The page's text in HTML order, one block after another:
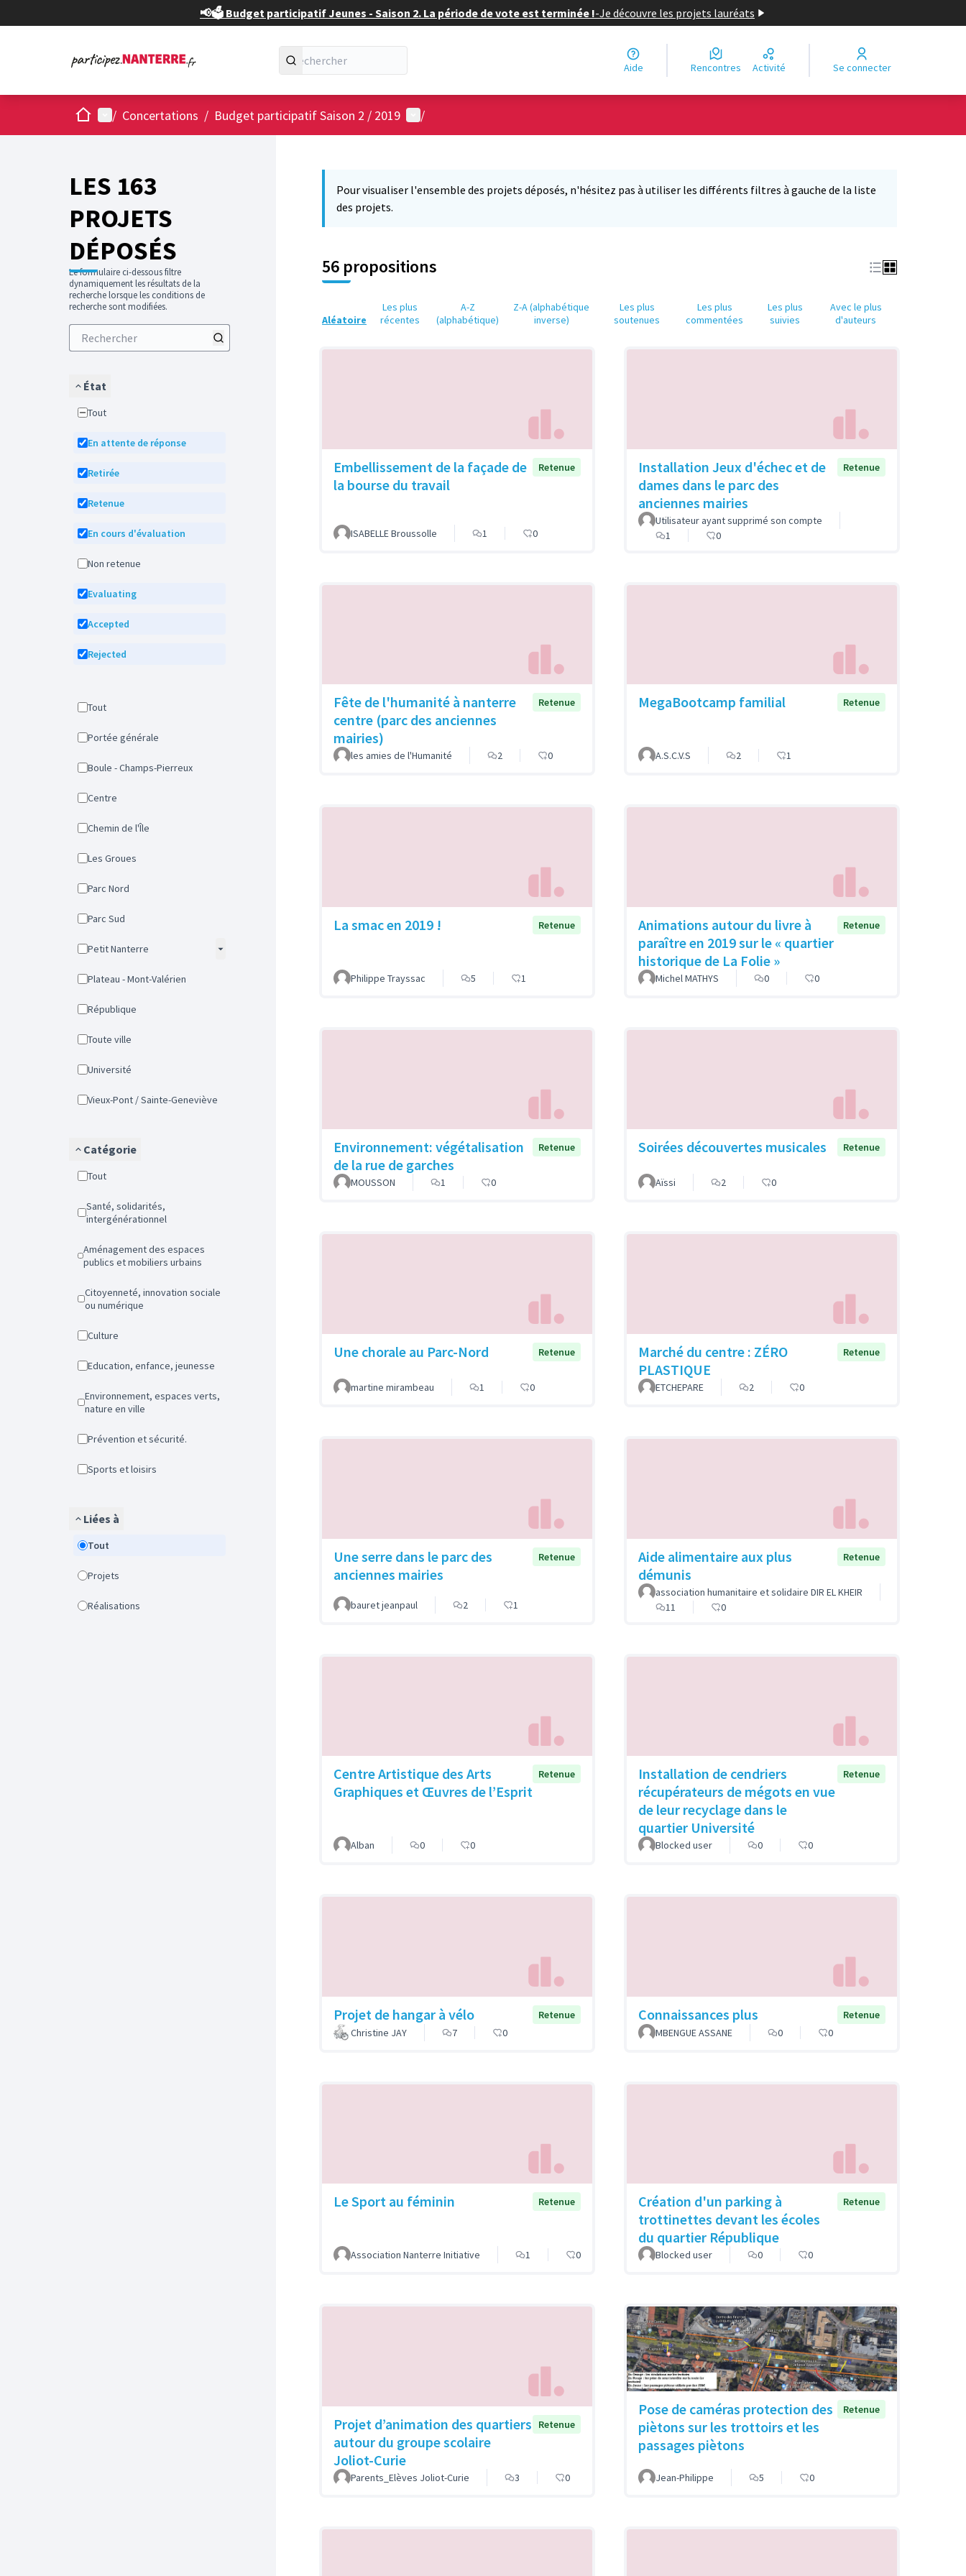
📢🗳️ Budget participatif Jeunes - Saison 2. La période de vote est terminée !-Je découvre les projets lauréats
Aide Rencontres Activité Se connecter
AccueilMenu principal
/ Concertations / Budget participatif Saison 2 / 2019 Menu utilisateur
/
LES 163
PROJETS
DÉPOSÉS
Le formulaire ci-dessous filtre
dynamiquement les résultats de la
recherche lorsque les conditions de
recherche sont modifiées.
État
Tout
En attente de réponse
Retirée
Retenue
En cours d'évaluation
Non retenue
Evaluating
Accepted
Rejected
Tout
Portée générale
Boule - Champs-Pierreux
Centre
Chemin de l'Île
Les Groues
Parc Nord
Parc Sud
Petit Nanterre
Plateau - Mont-Valérien
République
Toute ville
Université
Vieux-Pont / Sainte-Geneviève
Catégorie
Tout
Santé, solidarités,
intergénérationnel
Aménagement des espaces
publics et mobiliers urbains
Citoyenneté, innovation sociale
ou numérique
Culture
Education, enfance, jeunesse
Environnement, espaces verts,
nature en ville
Prévention et sécurité.
Sports et loisirs
Liées à
Tout
Projets
Réalisations
12
Pour visualiser l'ensemble des projets déposés, n'hésitez pas à utiliser les différents filtres à gauche de la liste
des projets.
56 propositions
Aléatoire
Les plus
récentes
A-Z
(alphabétique)
Z-A (alphabétique
inverse)
Les plus
soutenues
Les plus
commentées
Les plus
suivies
Avec le plus
d'auteurs
Embellissement de la façade de
la bourse du travail
Retenue
ISABELLE Broussolle 1 0
Installation Jeux d'échec et de
dames dans le parc des
anciennes mairies
Retenue
Utilisateur ayant supprimé son compte
1
0
Fête de l'humanité à nanterre
centre (parc des anciennes
mairies)
Retenue
les amies de l'Humanité 2 0
MegaBootcamp familial Retenue
A.S.C.V.S 2 1
La smac en 2019 ! Retenue
Philippe Trayssac 5 1
Animations autour du livre à
paraître en 2019 sur le « quartier
historique de La Folie »
Retenue
Michel MATHYS 0 0
Environnement: végétalisation
de la rue de garches
Retenue
MOUSSON 1 0
Soirées découvertes musicales Retenue
Aïssi 2 0
Une chorale au Parc-Nord Retenue
martine mirambeau 1 0
Marché du centre : ZÉRO
PLASTIQUE
Retenue
ETCHEPARE 2 0
Une serre dans le parc des
anciennes mairies
Retenue
bauret jeanpaul 2 1
Aide alimentaire aux plus
démunis
Retenue
association humanitaire et solidaire DIR EL KHEIR
11
0
Centre Artistique des Arts
Graphiques et Œuvres de l’Esprit
Retenue
Alban 0 0
Installation de cendriers
récupérateurs de mégots en vue
de leur recyclage dans le
quartier Université
Retenue
Blocked user 0 0
Projet de hangar à vélo
Retenue
Christine JAY
7 0
Connaissances plus
Retenue
MBENGUE ASSANE
0 0
Le Sport au féminin Retenue
Association Nanterre Initiative 1 0
Création d'un parking à
trottinettes devant les écoles
du quartier République
Retenue
Blocked user 0 0
Projet d’animation des quartiers
autour du groupe scolaire
Joliot-Curie
Retenue
Parents_Elèves Joliot-Curie 3 0
Pose de caméras protection des
piètons sur les trottoirs et les
passages piètons
Retenue
Jean-Philippe 5 0